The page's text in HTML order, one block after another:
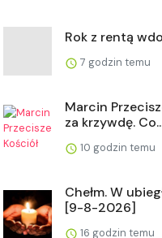
Rok z rentą
7 godzin temu
Marcin
za krzywdę.
10 godzin temu
Chełm. W
[9-8-2026]
16 godzin temu